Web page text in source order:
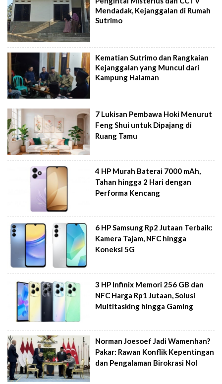
Mendadak, Kejanggalan di Rumah
Sutrimo
Kematian Sutrimo dan Rangkaian
Kejanggalan yang Muncul dari
Kampung Halaman
7 Lukisan Pembawa Hoki Menurut
Feng Shui untuk Dipajang di
Ruang Tamu
4 HP Murah Baterai 7000 mAh,
Tahan hingga 2 Hari dengan
Performa Kencang
6 HP Samsung Rp2 Jutaan Terbaik:
Kamera Tajam, NFC hingga
Koneksi 5G
3 HP Infinix Memori 256 GB dan
NFC Harga Rp1 Jutaan, Solusi
Multitasking hingga Gaming
Norman Joesoef Jadi Wamenhan?
Pakar: Rawan Konflik Kepentingan
dan Pengalaman Birokrasi Nol